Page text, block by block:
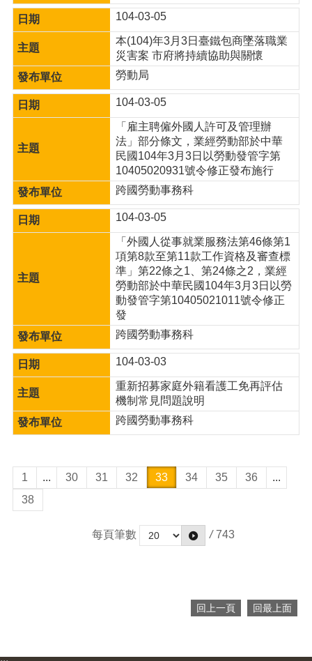
104-03-05
本(104)年3月3日臺鐵包商墜落職業
災害案 市府將持續協助與關懷
勞動局
104-03-05
「雇主聘僱外國人許可及管理辦
法」部分條文，業經勞動部於中華
民國104年3月3日以勞動發管字第
10405020931號令修正發布施行
跨國勞動事務科
104-03-05
「外國人從事就業服務法第46條第1
項第8款至第11款工作資格及審查標
準」第22條之1、第24條之2，業經
勞動部於中華民國104年3月3日以勞
動發管字第10405021011號令修正
發
跨國勞動事務科
104-03-03
重新招募家庭外籍看護工免再評估
機制常見問題說明
跨國勞動事務科
1 ... 30 31 32 33 34 35 36
...
38
每頁筆數 / 743
回上一頁 回最上面